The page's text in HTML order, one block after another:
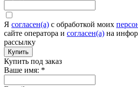
Я согласен(а) c обработкой моих
сайте оператора и согласен(а) на
рассылку
Купить
Купить под заказ
Ваше имя: *